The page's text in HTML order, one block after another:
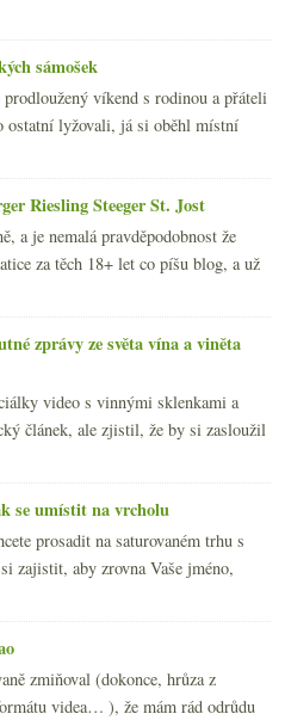
sámošek
víkend s rodinou a přáteli
ostatní lyžovali, já si oběhl místní
Riesling Steeger St. Jost
a je nemalá pravděpodobnost že
za těch 18+ let co píšu blog, a už
zprávy ze světa vína a viněta
video s vinnými sklenkami a
článek, ale zjistil, že by si zasloužil
se umístit na vrcholu
prosadit na saturovaném trhu s
zajistit, aby zrovna Vaše jméno,
zmiňoval (dokonce, hrůza z
videa… ), že mám rád odrůdu